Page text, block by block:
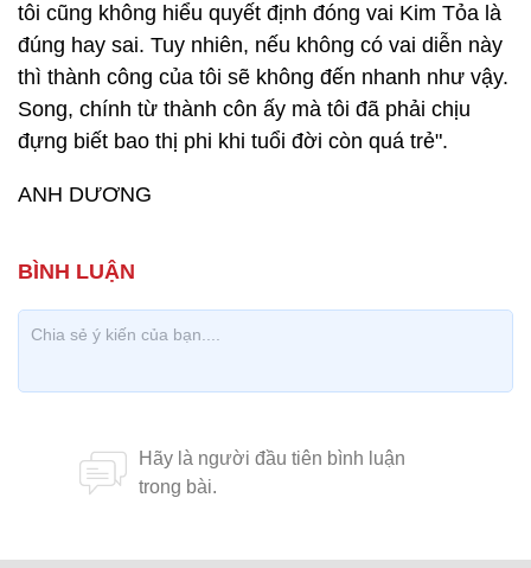
tôi cũng không hiểu quyết định đóng vai Kim Tỏa là
đúng hay sai. Tuy nhiên, nếu không có vai diễn này
thì thành công của tôi sẽ không đến nhanh như vậy.
Song, chính từ thành côn ấy mà tôi đã phải chịu
đựng biết bao thị phi khi tuổi đời còn quá trẻ".
ANH DƯƠNG